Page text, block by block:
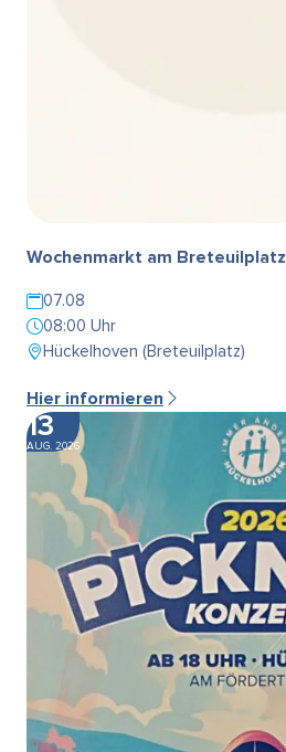
Wochenmarkt am Breteuilplatz
07.08
08:00 Uhr
Hückelhoven (Breteuilplatz)
Hier informieren
13
AUG. 2026